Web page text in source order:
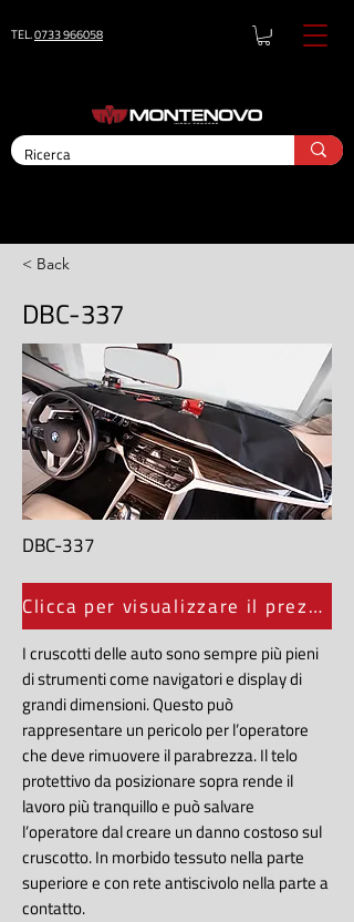
TEL.0733 966058
< Back
DBC-337
DBC-337
Clicca per visualizzare il prezzo
I cruscotti delle auto sono sempre più pieni
di strumenti come navigatori e display di
grandi dimensioni. Questo può
rappresentare un pericolo per l’operatore
che deve rimuovere il parabrezza. Il telo
protettivo da posizionare sopra rende il
lavoro più tranquillo e può salvare
l’operatore dal creare un danno costoso sul
cruscotto. In morbido tessuto nella parte
superiore e con rete antiscivolo nella parte a
contatto.